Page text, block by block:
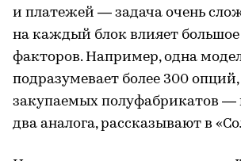
и платежей — задача очень
на каждый блок влияет большое
факторов. Например, одна
подразумевает более 300 опций,
закупаемых полуфабрикатов
два аналога, рассказывают в